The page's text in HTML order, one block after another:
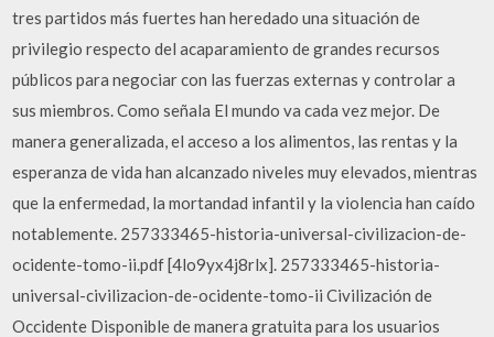
tres partidos más fuertes han heredado una situación de
privilegio respecto del acaparamiento de grandes recursos
públicos para negociar con las fuerzas externas y controlar a
sus miembros. Como señala El mundo va cada vez mejor. De
manera generalizada, el acceso a los alimentos, las rentas y la
esperanza de vida han alcanzado niveles muy elevados, mientras
que la enfermedad, la mortandad infantil y la violencia han caído
notablemente. 257333465-historia-universal-civilizacion-de-
ocidente-tomo-ii.pdf [4lo9yx4j8rlx]. 257333465-historia-
universal-civilizacion-de-ocidente-tomo-ii Civilización de
Occidente Disponible de manera gratuita para los usuarios